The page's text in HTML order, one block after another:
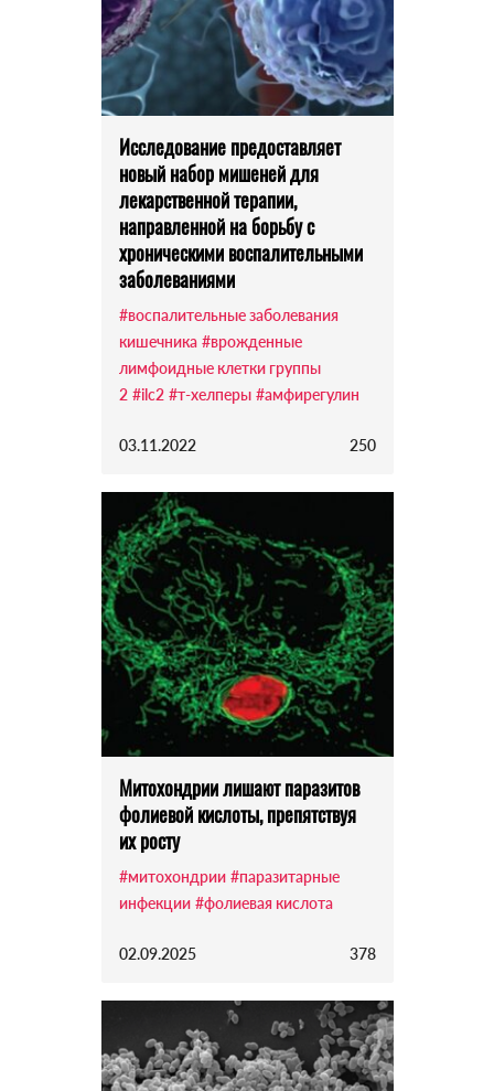
Исследование предоставляет
новый набор мишеней для
лекарственной терапии,
направленной на борьбу с
хроническими воспалительными
заболеваниями
#воспалительные заболевания
кишечника #врожденные
лимфоидные клетки группы
2 #ilc2 #т-хелперы #амфирегулин
03.11.2022 250
Митохондрии лишают паразитов
фолиевой кислоты, препятствуя
их росту
#митохондрии #паразитарные
инфекции #фолиевая кислота
02.09.2025 378